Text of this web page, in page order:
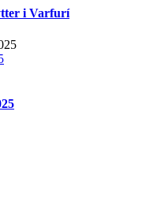
i Varfurí